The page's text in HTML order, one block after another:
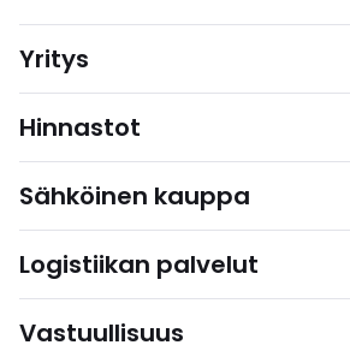
Yritys
Hinnastot
Sähköinen kauppa
Logistiikan palvelut
Vastuullisuus